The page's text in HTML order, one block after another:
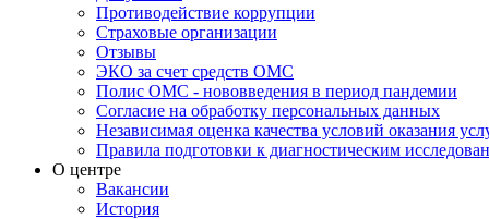
Противодействие коррупции
Страховые организации
Отзывы
ЭКО за счет средств ОМС
Полис ОМС - нововведения в период пандемии
Согласие на обработку персональных данных
Независимая оценка качества условий оказания
Правила подготовки к диагностическим
О центре
Вакансии
История